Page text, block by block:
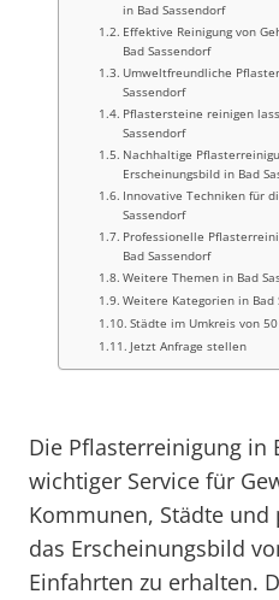
in Bad Sassendorf
Effektive Reinigung von
Bad Sassendorf
Umweltfreundliche
Sassendorf
Pflastersteine reinigen
Sassendorf
Nachhaltige
Erscheinungsbild in Bad
Innovative Techniken für
Sassendorf
Professionelle
Bad Sassendorf
Weitere Themen in Bad
Weitere Kategorien in Bad
Städte im Umkreis von
Jetzt Anfrage stellen
Die Pflasterreinigung in
wichtiger Service für
Kommunen, Städte
das Erscheinungsbild
Einfahrten zu erhalten.